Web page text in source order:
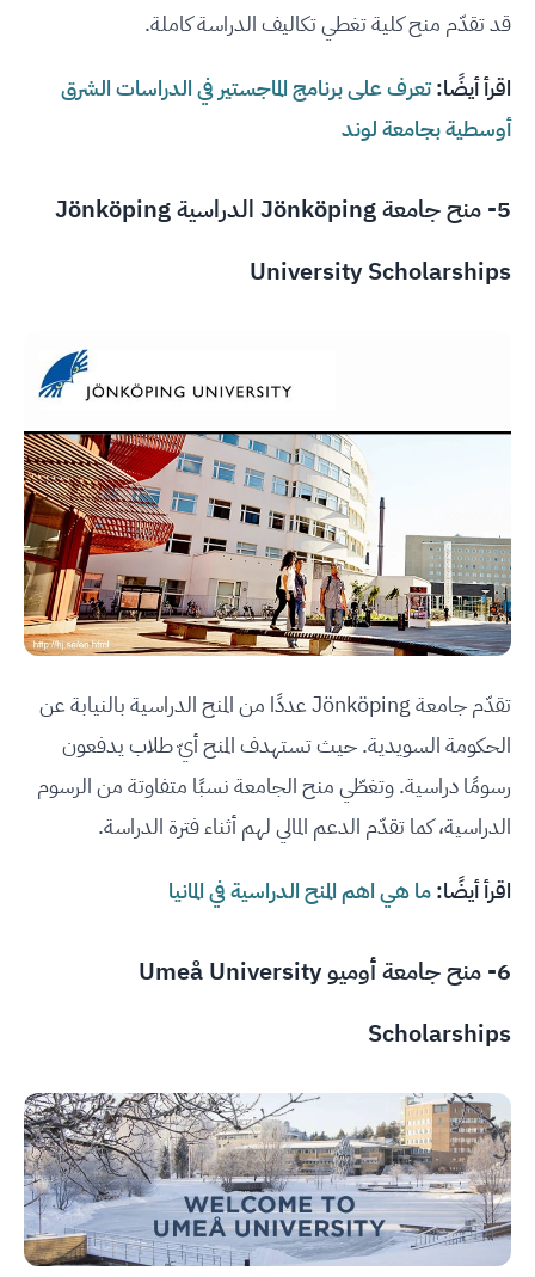
قد تقدّم منح كلية تغطي تكاليف الدراسة كاملة.
اقرأ أيضًا:تعرف على برنامج الماجستير في الدراسات الشرق
أوسطية بجامعة لوند
5- منح جامعة Jönköping الدراسية Jönköping
University Scholarships
تقدّم جامعة Jönköping عددًا من المنح الدراسية بالنيابة عن
الحكومة السويدية. حيث تستهدف المنح أيّ طلاب يدفعون
رسومًا دراسية. وتغطّي منح الجامعة نسبًا متفاوتة من الرسوم
الدراسية، كما تقدّم الدعم المالي لهم أثناء فترة الدراسة.
اقرأ أيضًا:ما هي اهم المنح الدراسية في المانيا
6- منح جامعة أوميو Umeå University
Scholarships